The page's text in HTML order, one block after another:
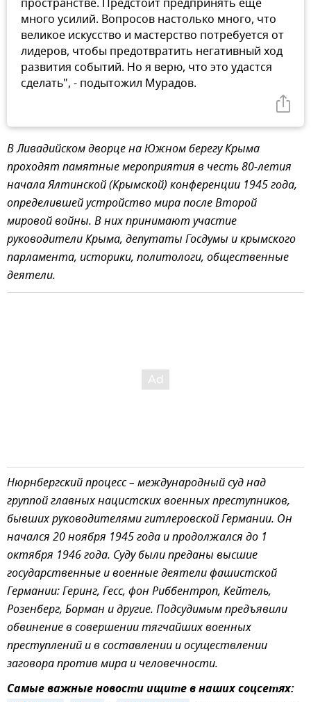
много усилий. Вопросов настолько много, что
великое искусство и мастерство потребуется от
лидеров, чтобы предотвратить негативный ход
развития событий. Но я верю, что это удастся
сделать", - подытожил Мурадов.
В Ливадийском дворце на Южном берегу Крыма
проходят памятные мероприятия в честь 80-летия
начала Ялтинской (Крымской) конференции 1945 года,
определившей устройство мира после Второй
мировой войны. В них принимают участие
руководители Крыма, депутаты Госдумы и крымского
парламента, историки, политологи, общественные
деятели.
Нюрнбергский процесс – международный суд над
группой главных нацистских военных преступников,
бывших руководителями гитлеровской Германии. Он
начался 20 ноября 1945 года и продолжался до 1
октября 1946 года. Суду были преданы высшие
государственные и военные деятели фашистской
Германии: Геринг, Гесс, фон Риббентроп, Кейтель,
Розенберг, Борман и другие. Подсудимым предъявили
обвинение в совершении тягчайших военных
преступлений и в составлении и осуществлении
заговора против мира и человечности.
Самые важные новости ищите в наших соцсетях: